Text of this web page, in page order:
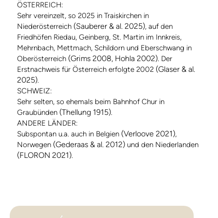
ÖSTERREICH:
Sehr vereinzelt, so 2025 in Traiskirchen in
Niederösterreich (Sauberer & al. 2025), auf den
Friedhöfen Riedau, Geinberg, St. Martin im Innkreis,
Mehrnbach, Mettmach, Schildorn und Eberschwang in
Oberösterreich (Grims 2008, Hohla 2002). Der
Erstnachweis für Österreich erfolgte 2002 (Glaser & al.
2025).
SCHWEIZ:
Sehr selten, so ehemals beim Bahnhof Chur in
Graubünden (Thellung 1915).
ANDERE LÄNDER:
Subspontan u.a. auch in Belgien (Verloove 2021),
Norwegen (Gederaas & al. 2012) und den Niederlanden
(FLORON 2021).